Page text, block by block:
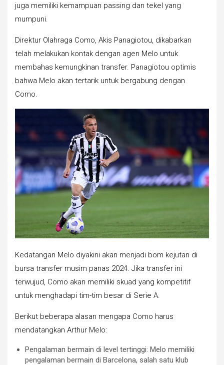
juga memiliki kemampuan passing dan tekel yang
mumpuni.
Direktur Olahraga Como, Akis Panagiotou, dikabarkan
telah melakukan kontak dengan agen Melo untuk
membahas kemungkinan transfer. Panagiotou optimis
bahwa Melo akan tertarik untuk bergabung dengan
Como.
Kedatangan Melo diyakini akan menjadi bom kejutan di
bursa transfer musim panas 2024. Jika transfer ini
terwujud, Como akan memiliki skuad yang kompetitif
untuk menghadapi tim-tim besar di Serie A.
Berikut beberapa alasan mengapa Como harus
mendatangkan Arthur Melo:
Pengalaman bermain di level tertinggi: Melo memiliki
pengalaman bermain di Barcelona, salah satu klub